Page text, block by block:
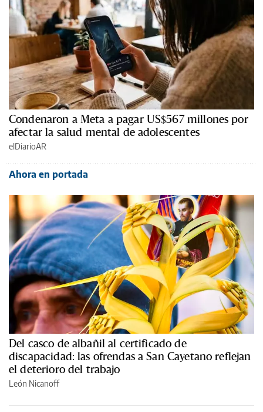
Condenaron a Meta a pagar US$567 millones por
afectar la salud mental de adolescentes
elDiarioAR
Ahora en portada
Del casco de albañil al certificado de
discapacidad: las ofrendas a San Cayetano reflejan
el deterioro del trabajo
León Nicanoff